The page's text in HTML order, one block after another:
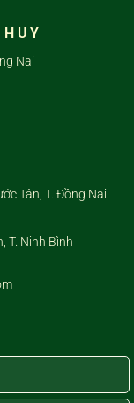
Nai
Tân, T. Đồng Nai
T. Ninh Bình